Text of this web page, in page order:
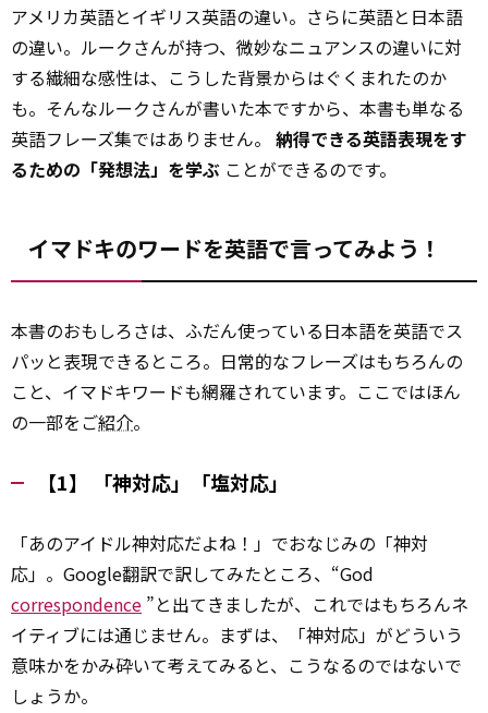
アメリカ英語とイギリス英語の違い。さらに英語と日本語
の違い。ルークさんが持つ、微妙なニュアンスの違いに対
する繊細な感性は、こうした背景からはぐくまれたのか
も。そんなルークさんが書いた本ですから、本書も単なる
英語フレーズ集ではありません。 納得できる英語表現をす
るための「発想法」を学ぶ ことができるのです。
イマドキのワードを英語で言ってみよう！
本書のおもしろさは、ふだん使っている日本語を英語でス
パッと表現できるところ。日常的なフレーズはもちろんの
こと、イマドキワードも網羅されています。ここではほん
の一部をご紹介。
【1】 「神対応」「塩対応」
「あのアイドル神対応だよね！」でおなじみの「神対
応」。Google翻訳で訳してみたところ、“God
correspondence ”と出てきましたが、これではもちろんネ
イティブには通じません。まずは、「神対応」がどういう
意味かをかみ砕いて考えてみると、こうなるのではないで
しょうか。